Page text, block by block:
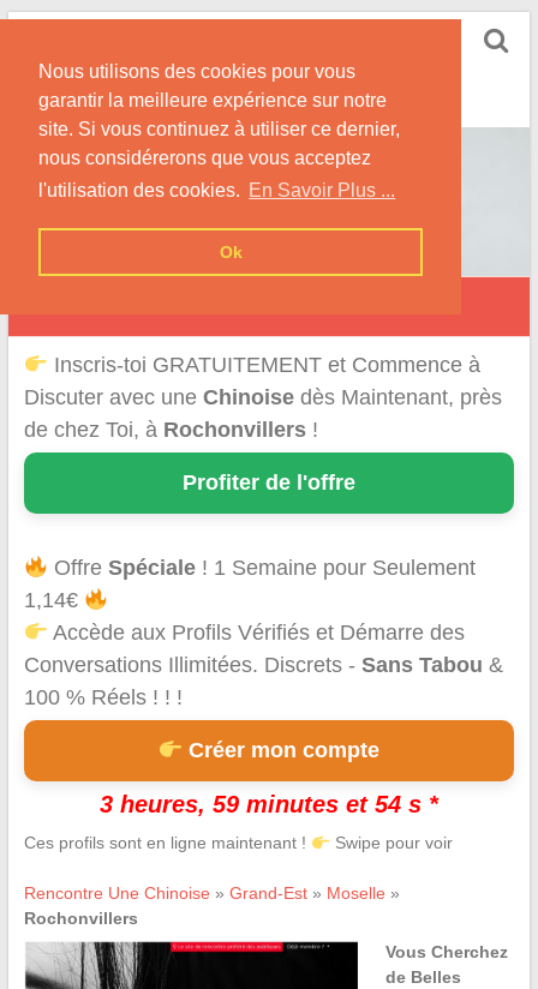
Nous utilisons des cookies pour vous
garantir la meilleure expérience sur notre
site. Si vous continuez à utiliser ce dernier,
nous considérerons que vous acceptez
l'utilisation des cookies. En Savoir Plus ...
Ok
Skip
content
Nos Conseils pour Rencontrer Une Femme
Originaire de Chine !
Inscris-toi GRATUITEMENT et Commence à
Discuter avec une Chinoisedès Maintenant, près
de chez Toi, à Rochonvillers!
Profiter de l'offre
OffreSpéciale ! 1 Semaine pour Seulement
1,14€
Accède aux Profils Vérifiés et Démarre des
Conversations Illimitées. Discrets - Sans Tabou &
100 % Réels ! ! !
Créer mon compte
3 heures, 59 minutes et 54 s *
Ces profils sont en ligne maintenant ! Swipe pour voir
Rencontre Une Chinoise » Grand-Est» Moselle »
Rochonvillers
Vous Cherchez
de Belles